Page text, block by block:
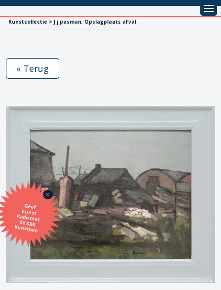
Kunstcollectie > J j pasman, Opslagplaats afval
Geef
kunst
kado met
de SBK
Kunstbon
« Terug